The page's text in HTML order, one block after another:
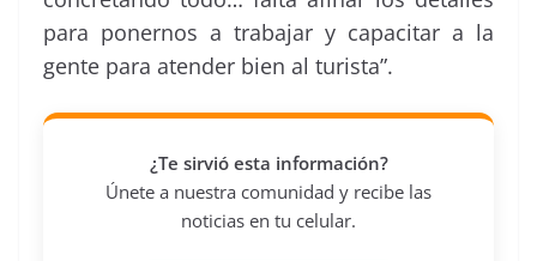
para ponernos a trabajar y capacitar a la
gente para atender bien al turista”.
¿Te sirvió esta información?
Únete a nuestra comunidad y recibe las
noticias en tu celular.